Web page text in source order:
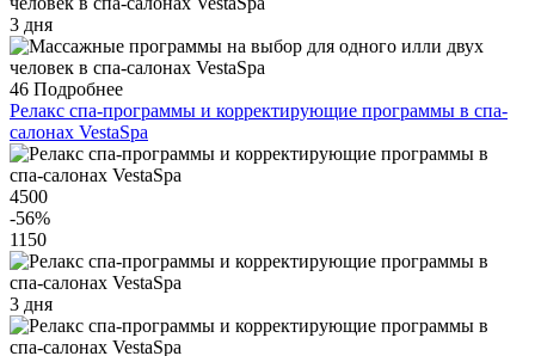
3 дня
46 Подробнее
Релакс спа-программы и корректирующие программы в спа-
салонах VestaSpa
4500
-56%
1150
3 дня